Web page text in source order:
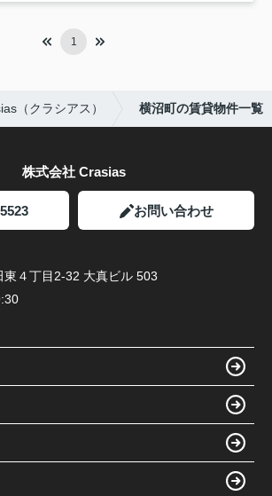
1
（クラシアス） 横沼町の賃貸物件一覧
株式会社 Crasias
お問い合わせ
東４丁目2-32 大真ビル 503